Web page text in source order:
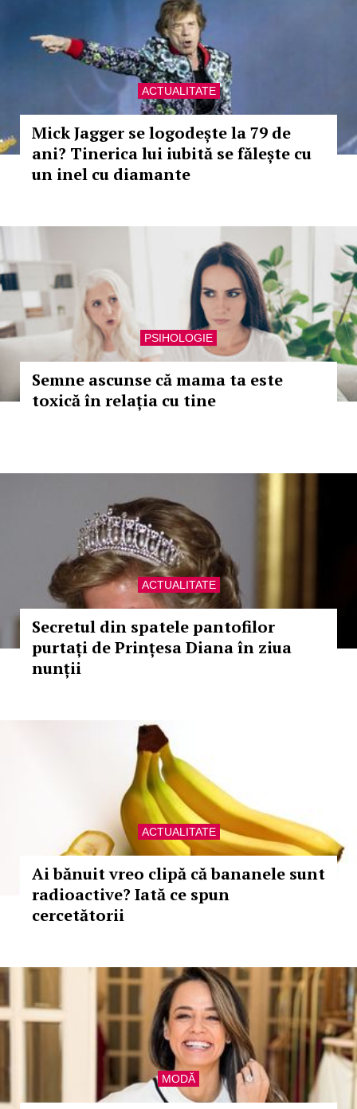
ACTUALITATE
Mick Jagger se logodește la 79 de
ani? Tinerica lui iubită se fălește cu
un inel cu diamante
PSIHOLOGIE
Semne ascunse că mama ta este
toxică în relația cu tine
ACTUALITATE
Secretul din spatele pantofilor
purtați de Prințesa Diana în ziua
nunții
ACTUALITATE
Ai bănuit vreo clipă că bananele sunt
radioactive? Iată ce spun
cercetătorii
MODĂ